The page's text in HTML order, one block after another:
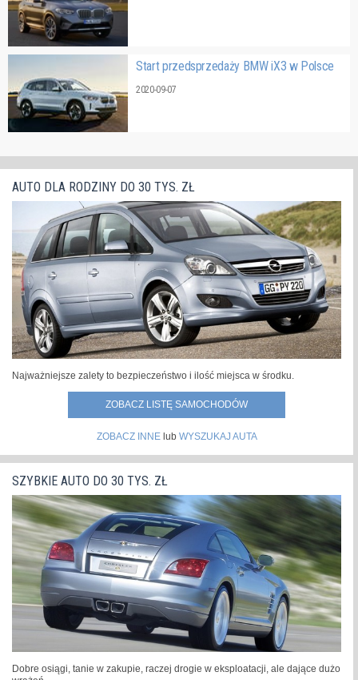
Start przedsprzedaży BMW iX3 w Polsce
2020-09-07
AUTO DLA RODZINY DO 30 TYS. ZŁ
Najważniejsze zalety to bezpieczeństwo i ilość miejsca w środku.
ZOBACZ LISTĘ SAMOCHODÓW
ZOBACZ INNElub WYSZUKAJ AUTA
SZYBKIE AUTO DO 30 TYS. ZŁ
Dobre osiągi, tanie w zakupie, raczej drogie w eksploatacji, ale dające dużo